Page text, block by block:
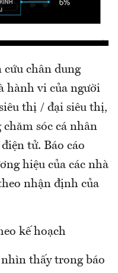
cứu chân dung
hành vi của người
thị / đại siêu thị,
sóc cá nhân
tử. Báo cáo
hiệu của các nhà
nhận định của
kế hoạch
thấy trong báo